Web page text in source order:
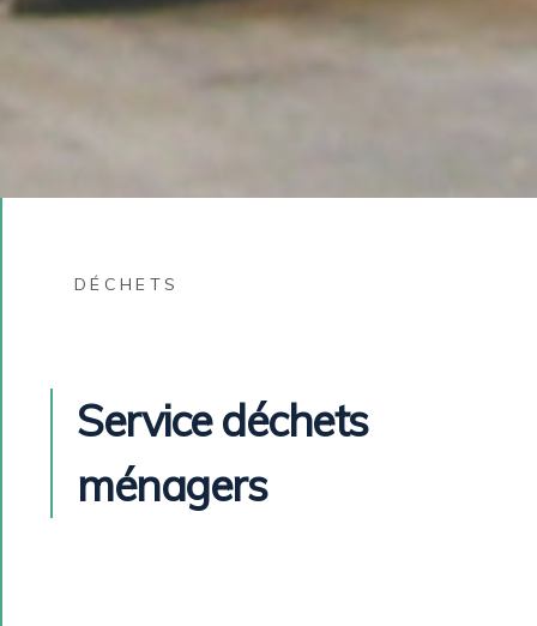
DÉCHETS
Service déchets
ménagers